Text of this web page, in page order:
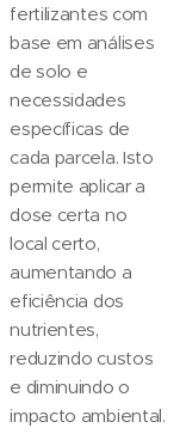
fertilizantes com
base em análises
de solo e
necessidades
específicas de
cada parcela. Isto
permite aplicar a
dose certa no
local certo,
aumentando a
eficiência dos
nutrientes,
reduzindo custos
e diminuindo o
impacto ambiental.